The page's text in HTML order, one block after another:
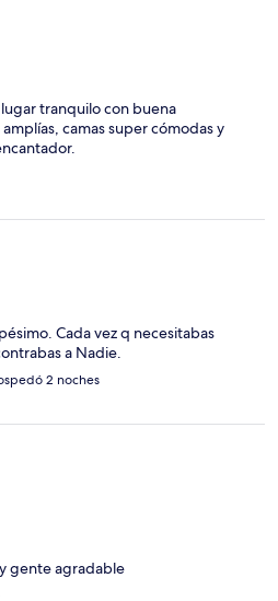
tranquilo con buena
camas super cómodas y
Cada vez q necesitabas
a Nadie.
2 noches
gente agradable